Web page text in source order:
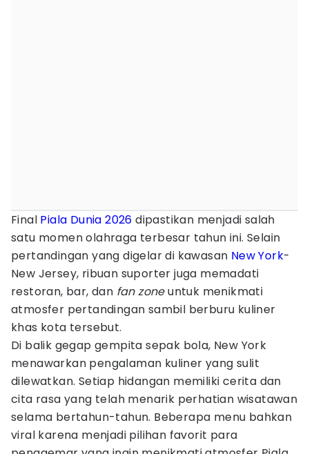
Final Piala Dunia 2026 dipastikan menjadi salah
satu momen olahraga terbesar tahun ini. Selain
pertandingan yang digelar di kawasan New York-
New Jersey, ribuan suporter juga memadati
restoran, bar, dan fan zoneuntuk menikmati
atmosfer pertandingan sambil berburu kuliner
khas kota tersebut.
Di balik gegap gempita sepak bola, New York
menawarkan pengalaman kuliner yang sulit
dilewatkan. Setiap hidangan memiliki cerita dan
cita rasa yang telah menarik perhatian wisatawan
selama bertahun-tahun. Beberapa menu bahkan
viral karena menjadi pilihan favorit para